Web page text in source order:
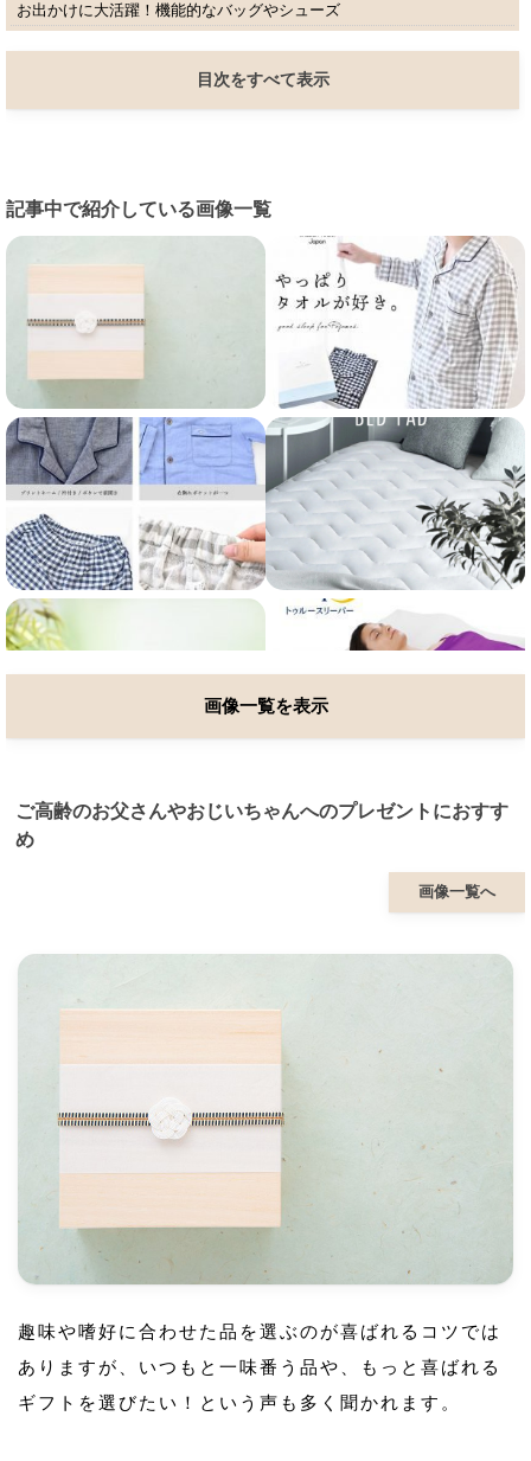
お出かけに大活躍！機能的なバッグやシューズ
目次をすべて表示
記事中で紹介している画像一覧
画像一覧を表示
ご高齢のお父さんやおじいちゃんへのプレゼントにおすす
め
画像一覧へ
趣味や嗜好に合わせた品を選ぶのが喜ばれるコツでは
ありますが、いつもと一味番う品や、もっと喜ばれる
ギフトを選びたい！という声も多く聞かれます。